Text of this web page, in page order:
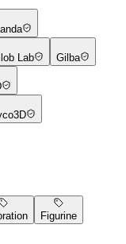
Lab Gilba
Figurine